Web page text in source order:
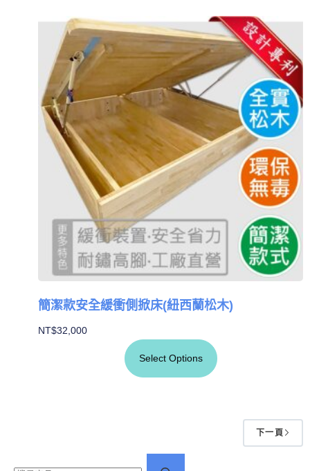
簡潔款安全緩衝側掀床(紐西蘭松木)
NT$32,000
Select Options
下一頁